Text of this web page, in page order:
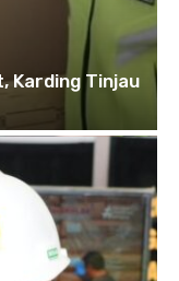
Karding Tinjau